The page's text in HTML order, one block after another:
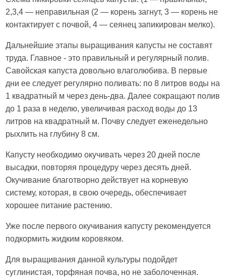
2,3,4 — неправильная (2 — корень загнут, 3 — корень не
контактирует с почвой, 4 — сеянец запикирован мелко).
Дальнейшие этапы выращивания капусты не составят
труда. Главное - это правильный и регулярный полив.
Савойская капуста довольно влаголюбива. В первые
дни ее следует регулярно поливать: по 8 литров воды на
1 квадратный м через день-два. Далее сокращают полив
до 1 раза в неделю, увеличивая расход воды до 13
литров на квадратный м. Почву следует еженедельно
рыхлить на глубину 8 см.
Капусту необходимо окучивать через 20 дней после
высадки, повторяя процедуру через десять дней.
Окучивание благотворно действует на корневую
систему, которая, в свою очередь, обеспечивает
хорошее питание растению.
Уже после первого окучивания капусту рекомендуется
подкормить жидким коровяком.
Для выращивания данной культуры подойдет
суглинистая, торфяная почва, но не заболоченная.